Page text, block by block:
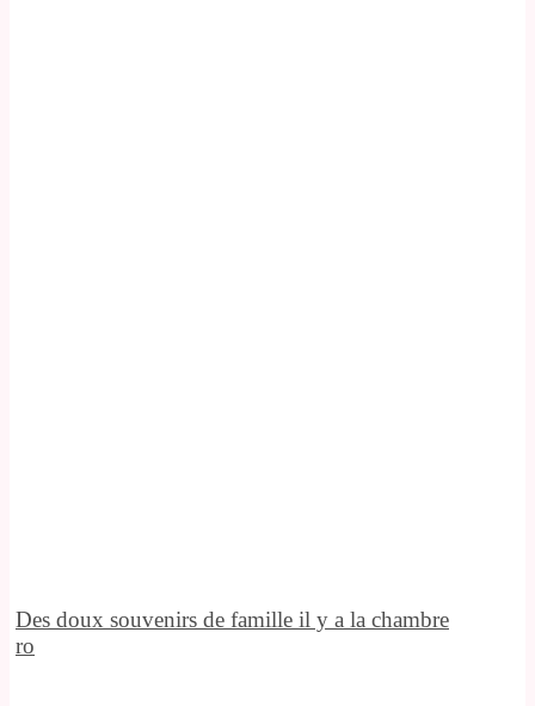
Des doux souvenirs de famille il y a la chambre
ro